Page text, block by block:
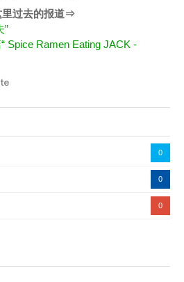
里过去的报道⇒
”
Spice Ramen Eating JACK -
0
0
0